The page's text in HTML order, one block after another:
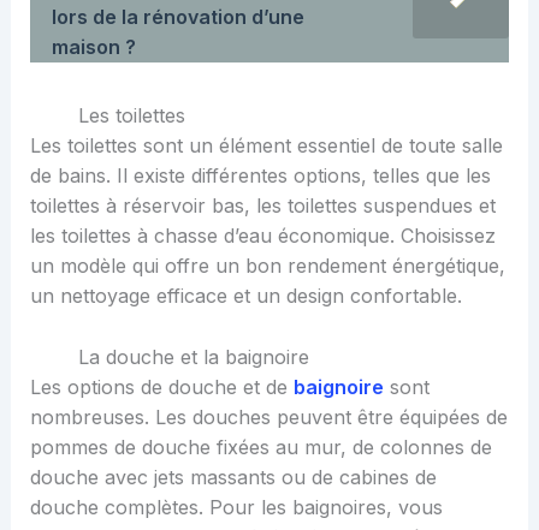
lors de la rénovation d’une
maison ?
Les toilettes
Les toilettes sont un élément essentiel de toute salle
de bains. Il existe différentes options, telles que les
toilettes à réservoir bas, les toilettes suspendues et
les toilettes à chasse d’eau économique. Choisissez
un modèle qui offre un bon rendement énergétique,
un nettoyage efficace et un design confortable.
La douche et la baignoire
Les options de douche et de baignoire sont
nombreuses. Les douches peuvent être équipées de
pommes de douche fixées au mur, de colonnes de
douche avec jets massants ou de cabines de
douche complètes. Pour les baignoires, vous